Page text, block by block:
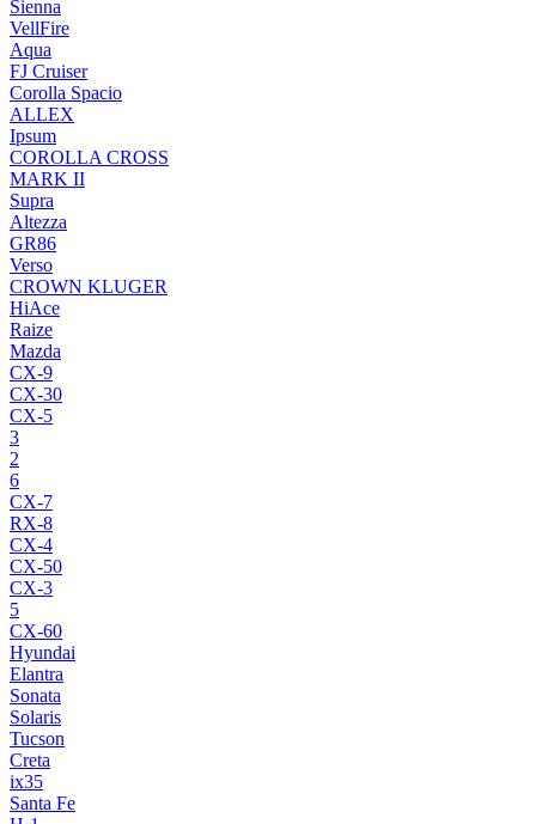
Sienna
VellFire
Aqua
FJ Cruiser
Corolla Spacio
ALLEX
Ipsum
COROLLA CROSS
MARK II
Supra
Altezza
GR86
Verso
CROWN KLUGER
HiAce
Raize
Mazda
CX-9
CX-30
CX-5
3
2
6
CX-7
RX-8
CX-4
CX-50
CX-3
5
CX-60
Hyundai
Elantra
Sonata
Solaris
Tucson
Creta
ix35
Santa Fe